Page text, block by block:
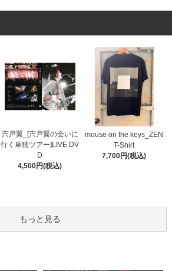
宍戸翼_[宍戸翼の会いに
行く単独ツアー]LIVE DV
D
4,500円(税込)
mouse on the keys_ZEN
T-Shirt
7,700円(税込)
もっと見る